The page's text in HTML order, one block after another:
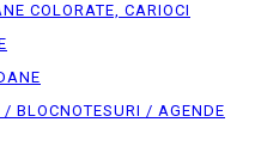
COLORATE, CARIOCI
/ BLOCNOTESURI / AGENDE